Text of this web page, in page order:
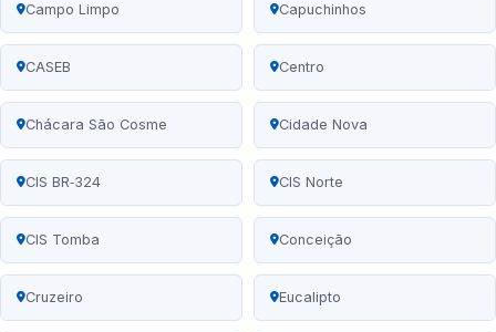
Campo Limpo Capuchinhos
CASEB Centro
Chácara São Cosme Cidade Nova
CIS BR‑324 CIS Norte
CIS Tomba Conceição
Cruzeiro Eucalipto